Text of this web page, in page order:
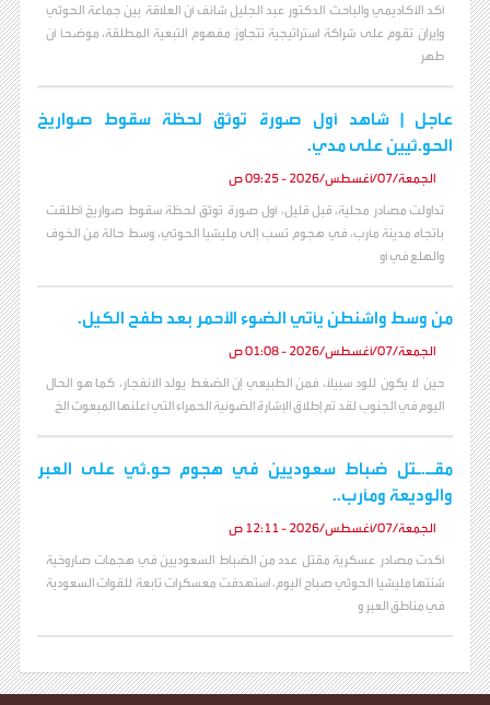
أكد الأكاديمي والباحث الدكتور عبد الجليل شائف أن العلاقة بين جماعة الحوثي
وإيران تقوم على شراكة استراتيجية تتجاوز مفهوم التبعية المطلقة، موضحاً أن
طهر
عاجل | شاهد أول صورة توثق لحظة سقوط صواريخ
الحو.ثيين على مدي.
الجمعة/07/أغسطس/2026 - 09:25 ص
تداولت مصادر محلية، قبل قليل، أول صورة تُوثق لحظة سقوط صواريخ أُطلقت
باتجاه مدينة مأرب، في هجوم نُسب إلى مليشيا الحوثي، وسط حالة من الخوف
والهلع في أو
من وسط واشنطن يأتي الضوء الأحمر بعد طفح الكيل.
الجمعة/07/أغسطس/2026 - 01:08 ص
حين لا يكون للود سبيلاً، فمن الطبيعي إن الضغط يولد الانفجار، كما هو الحال
اليوم في الجنوب لقد تم إطلاق الإشارة الضوئية الحمراء التي أعلنها المبعوث الخ
مقـ.ـتل ضباط سعوديين في هجوم حو.ثي على العبر
والوديعة ومأرب..
الجمعة/07/أغسطس/2026 - 12:11 ص
أكدت مصادر عسكرية مقتل عدد من الضباط السعوديين في هجمات صاروخية
شنتها مليشيا الحوثي صباح اليوم، استهدفت معسكرات تابعة للقوات السعودية
في مناطق العبر و